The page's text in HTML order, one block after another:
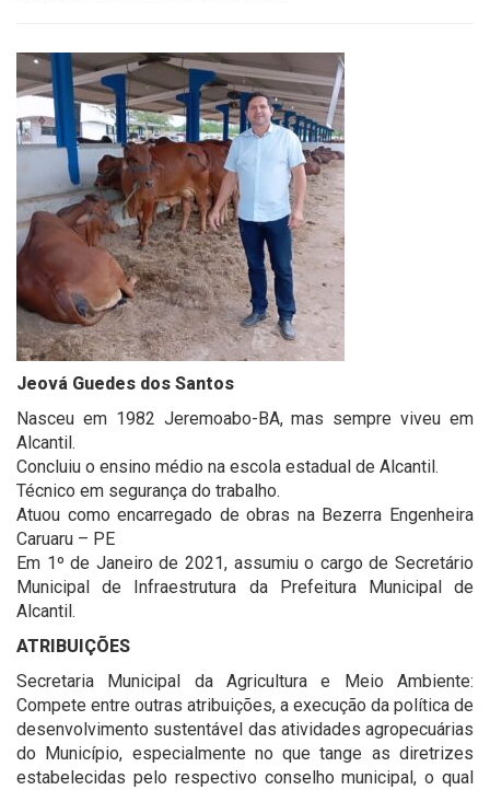
Jeová Guedes dos Santos
Nasceu em 1982 Jeremoabo-BA, mas sempre viveu em
Alcantil.
Concluiu o ensino médio na escola estadual de Alcantil.
Técnico em segurança do trabalho.
Atuou como encarregado de obras na Bezerra Engenheira
Caruaru – PE
Em 1º de Janeiro de 2021, assumiu o cargo de Secretário
Municipal de Infraestrutura da Prefeitura Municipal de
Alcantil.
ATRIBUIÇÕES
Secretaria Municipal da Agricultura e Meio Ambiente:
Compete entre outras atribuições, a execução da política de
desenvolvimento sustentável das atividades agropecuárias
do Município, especialmente no que tange as diretrizes
estabelecidas pelo respectivo conselho municipal, o qual